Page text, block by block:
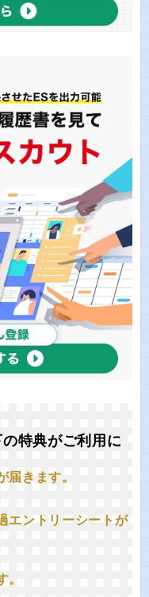
特典がご利用に
届きます。
エントリーシートが
。